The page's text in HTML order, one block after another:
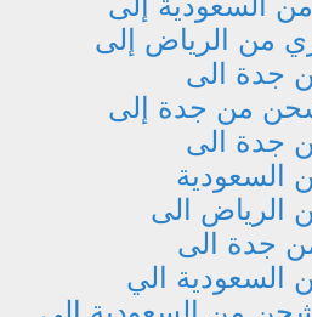
من الرياض إلى
جدة الى
من جدة إلى
جدة الى
الى
جدة الى
الي